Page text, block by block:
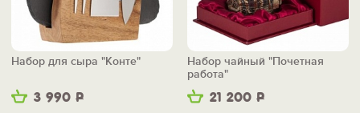
3 990 Р
Набор для сыра "Конте"
21 200 Р
Набор чайный "Почетная
работа"